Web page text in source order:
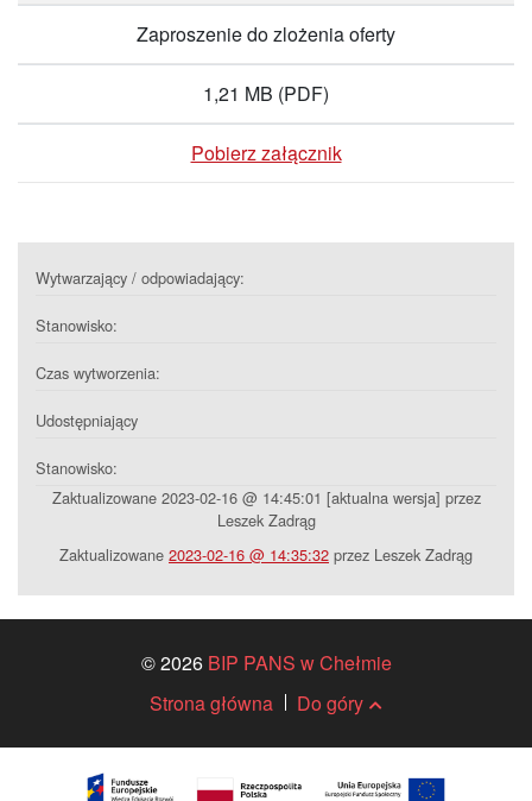
Zaproszenie do zlożenia oferty
1,21 MB (PDF)
Pobierz załącznik
Wytwarzający / odpowiadający:
Stanowisko:
Czas wytworzenia:
Udostępniający
Stanowisko:
Zaktualizowane 2023-02-16 @ 14:45:01 [aktualna wersja] przez
Leszek Zadrąg
Zaktualizowane 2023-02-16 @ 14:35:32 przez Leszek Zadrąg
© 2026 BIP PANS w Chełmie
Strona główna
Do góry